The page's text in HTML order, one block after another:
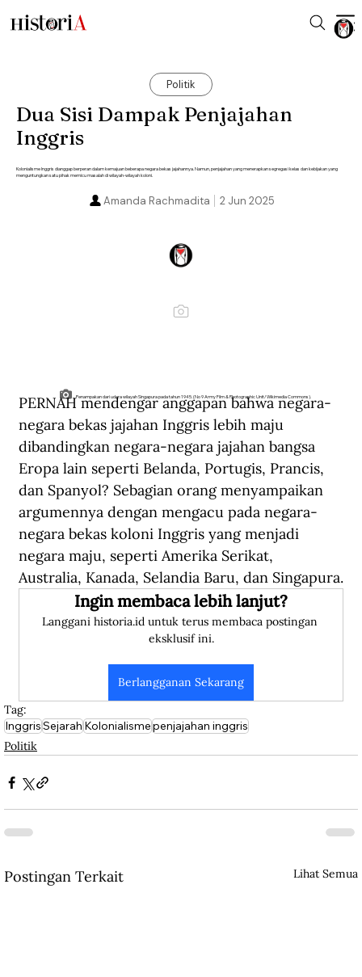
Politik
Dua Sisi Dampak Penjajahan
Inggris
Kolonialisme Inggris dianggap berperan dalam kemajuan beberapa negara bekas jajahannya. Namun, penjajahan yang menerapkan segregasi kelas dan kebijakan yang
menguntungkan satu pihak memicu masalah di wilayah-wilayah koloni.
2 Jun 2025
Amanda Rachmadita
Penampakan dari udara wilayah Singapura pada tahun 1945. (No 9 Army Film & Photographic Unit/Wikimedia Commons).
PERNAH mendengar anggapan bahwa negara-
negara bekas jajahan Inggris lebih maju
dibandingkan negara-negara jajahan bangsa
Eropa lain seperti Belanda, Portugis, Prancis,
dan Spanyol? Sebagian orang menyampaikan
argumennya dengan mengacu pada negara-
negara bekas koloni Inggris yang menjadi
negara maju, seperti Amerika Serikat,
Australia, Kanada, Selandia Baru, dan Singapura.
Ingin membaca lebih lanjut?
Langgani historia.id untuk terus membaca postingan
eksklusif ini.
Berlangganan Sekarang
Tag:
InggrisSejarahKolonialismepenjajahan inggris
Politik
Postingan Terkait Lihat Semua